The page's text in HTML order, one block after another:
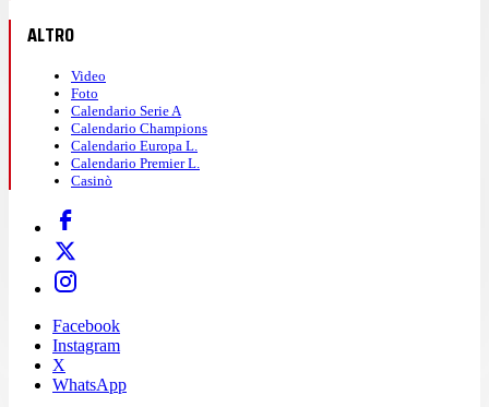
ALTRO
Video
Foto
Calendario Serie A
Calendario Champions
Calendario Europa L.
Calendario Premier L.
Casinò
Facebook
Instagram
X
WhatsApp